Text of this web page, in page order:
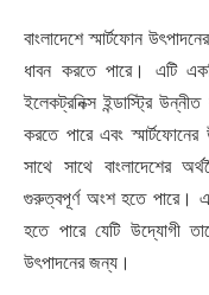
বাংলাদেশে স্মার্টফোন
ধাবন করতে পারে। এটি
ইলেকট্রনিক্স ইন্ডাস্ট্রি
করতে পারে এবং
সাথে সাথে বাংলাদেশের
গুরুত্বপূর্ণ অংশ হতে পারে।
হতে পারে যেটি উদ্যোগী
উৎপাদনের জন্য।